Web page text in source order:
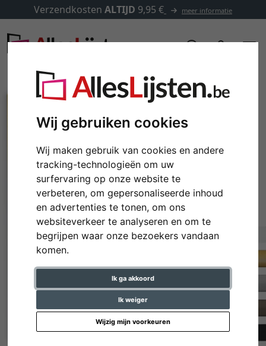
Wij gebruiken cookies
Wij maken gebruik van cookies en andere
tracking-technologieën om uw
surfervaring op onze website te
verbeteren, om gepersonaliseerde inhoud
en advertenties te tonen, om ons
websiteverkeer te analyseren en om te
begrijpen waar onze bezoekers vandaan
komen.
Ik ga akkoord
Ik weiger
Wijzig mijn voorkeuren
Verzendkosten ALTIJD 9,95 € meer informatie
Terug